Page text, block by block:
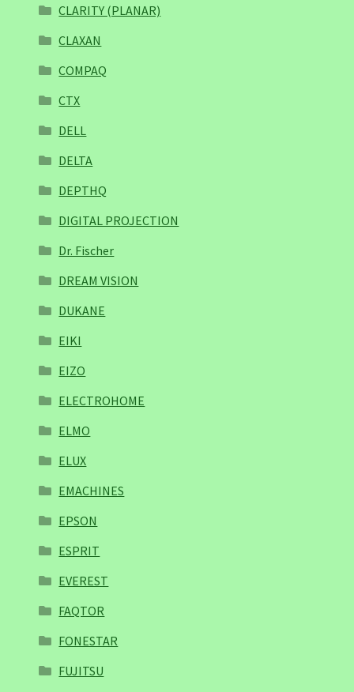
CLARITY (PLANAR)
CLAXAN
COMPAQ
CTX
DELL
DELTA
DEPTHQ
DIGITAL PROJECTION
Dr. Fischer
DREAM VISION
DUKANE
EIKI
EIZO
ELECTROHOME
ELMO
ELUX
EMACHINES
EPSON
ESPRIT
EVEREST
FAQTOR
FONESTAR
FUJITSU